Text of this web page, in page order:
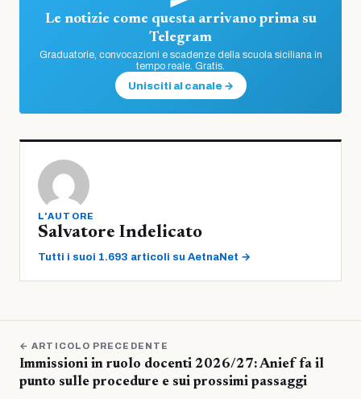
Le notizie come questa arrivano prima su
Telegram
Graduatorie, convocazioni e scadenze della scuola siciliana in
tempo reale. Gratis.
Unisciti al canale →
L'AUTORE
Salvatore Indelicato
Tutti i suoi 1.693 articoli su AetnaNet →
← ARTICOLO PRECEDENTE
Immissioni in ruolo docenti 2026/27: Anief fa il
punto sulle procedure e sui prossimi passaggi